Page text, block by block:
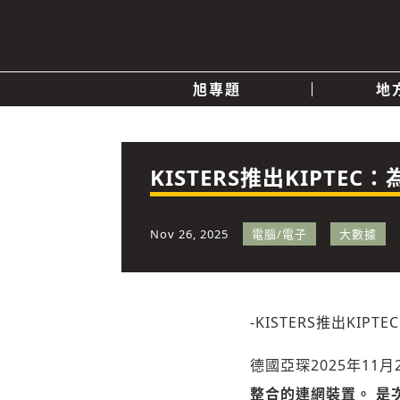
旭專題 地
快速連結
政治
KISTERS推出KIPTEC
Nov 26, 2025 電腦/電子 大數據
-KISTERS推出
德國亞琛2025年11月
整合的連網裝置。 是